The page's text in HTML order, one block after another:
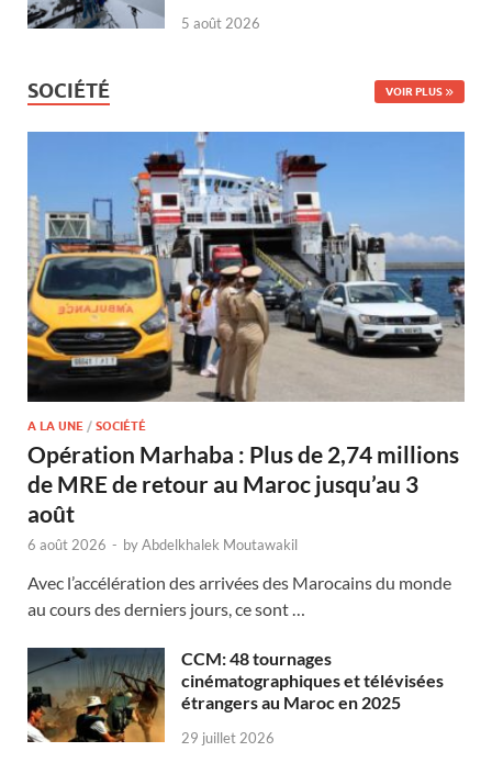
5 août 2026
SOCIÉTÉ VOIR PLUS
A LA UNE / SOCIÉTÉ
Opération Marhaba : Plus de 2,74 millions
de MRE de retour au Maroc jusqu’au 3
août
6 août 2026 - byAbdelkhalek Moutawakil
Avec l’accélération des arrivées des Marocains du monde
au cours des derniers jours, ce sont …
CCM: 48 tournages
cinématographiques et télévisées
étrangers au Maroc en 2025
29 juillet 2026